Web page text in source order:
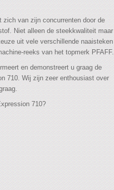
zich van zijn concurrenten door de
Niet alleen de steekkwaliteit maar
uit vele verschillende naaisteken
reeks van het topmerk PFAFF.
en demonstreert u graag de
710. Wij zijn zeer enthousiast over
710?